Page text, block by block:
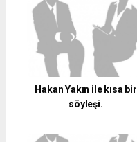
Hakan Yakın ile kısa bir
söyleşi.